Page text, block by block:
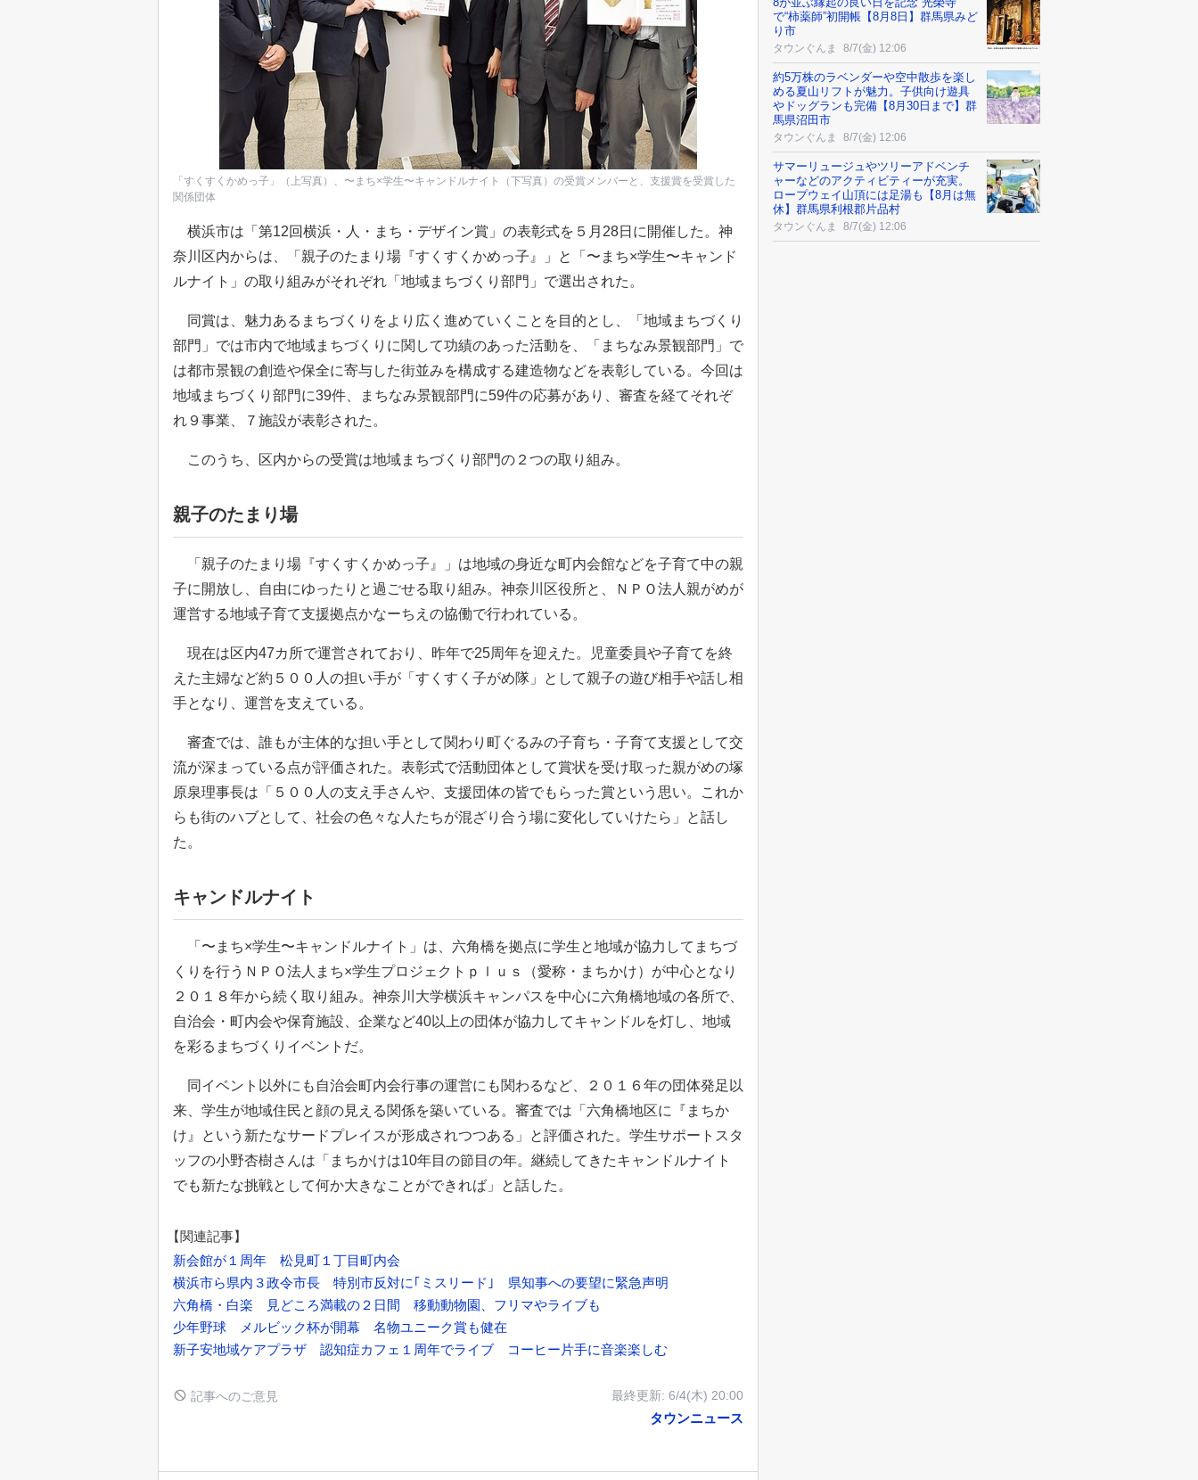
「すくすくかめっ子」（上写真）、〜まち×学生〜キャンドルナイト（下写真）の受賞メンバーと、支援賞を受賞した
関係団体
横浜市は「第12回横浜・人・まち・デザイン賞」の表彰式を５月28日に開催した。神
奈川区内からは、「親子のたまり場『すくすくかめっ子』」と「〜まち×学生〜キャンド
ルナイト」の取り組みがそれぞれ「地域まちづくり部門」で選出された。
同賞は、魅力あるまちづくりをより広く進めていくことを目的とし、「地域まちづくり
部門」では市内で地域まちづくりに関して功績のあった活動を、「まちなみ景観部門」で
は都市景観の創造や保全に寄与した街並みを構成する建造物などを表彰している。今回は
地域まちづくり部門に39件、まちなみ景観部門に59件の応募があり、審査を経てそれぞ
れ９事業、７施設が表彰された。
このうち、区内からの受賞は地域まちづくり部門の２つの取り組み。
親子のたまり場
「親子のたまり場『すくすくかめっ子』」は地域の身近な町内会館などを子育て中の親
子に開放し、自由にゆったりと過ごせる取り組み。神奈川区役所と、ＮＰＯ法人親がめが
運営する地域子育て支援拠点かなーちえの協働で行われている。
現在は区内47カ所で運営されており、昨年で25周年を迎えた。児童委員や子育てを終
えた主婦など約５００人の担い手が「すくすく子がめ隊」として親子の遊び相手や話し相
手となり、運営を支えている。
審査では、誰もが主体的な担い手として関わり町ぐるみの子育ち・子育て支援として交
流が深まっている点が評価された。表彰式で活動団体として賞状を受け取った親がめの塚
原泉理事長は「５００人の支え手さんや、支援団体の皆でもらった賞という思い。これか
らも街のハブとして、社会の色々な人たちが混ざり合う場に変化していけたら」と話し
た。
キャンドルナイト
「〜まち×学生〜キャンドルナイト」は、六角橋を拠点に学生と地域が協力してまちづ
くりを行うＮＰＯ法人まち×学生プロジェクトｐｌｕｓ（愛称・まちかけ）が中心となり
２０１８年から続く取り組み。神奈川大学横浜キャンパスを中心に六角橋地域の各所で、
自治会・町内会や保育施設、企業など40以上の団体が協力してキャンドルを灯し、地域
を彩るまちづくりイベントだ。
同イベント以外にも自治会町内会行事の運営にも関わるなど、２０１６年の団体発足以
来、学生が地域住民と顔の見える関係を築いている。審査では「六角橋地区に『まちか
け』という新たなサードプレイスが形成されつつある」と評価された。学生サポートスタ
ッフの小野杏樹さんは「まちかけは10年目の節目の年。継続してきたキャンドルナイト
でも新たな挑戦として何か大きなことができれば」と話した。
【関連記事】
新会館が１周年 松見町１丁目町内会
横浜市ら県内３政令市長 特別市反対に｢ミスリード｣ 県知事への要望に緊急声明
六角橋・白楽 見どころ満載の２日間 移動動物園、フリマやライブも
少年野球 メルビック杯が開幕 名物ユニーク賞も健在
新子安地域ケアプラザ 認知症カフェ１周年でライブ コーヒー片手に音楽楽しむ
記事へのご意見 最終更新: 6/4(木) 20:00
タウンニュース
で“柿薬師”初開帳【8月8日】群馬県みど
り市
タウンぐんま 8/7(金) 12:06
約5万株のラベンダーや空中散歩を楽し
める夏山リフトが魅力。子供向け遊具
やドッグランも完備【8月30日まで】群
馬県沼田市
タウンぐんま 8/7(金) 12:06
サマーリュージュやツリーアドベンチ
ャーなどのアクティビティーが充実。
ロープウェイ山頂には足湯も【8月は無
休】群馬県利根郡片品村
タウンぐんま 8/7(金) 12:06